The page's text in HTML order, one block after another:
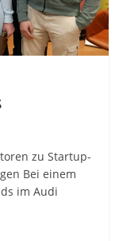
zu Startup-
Bei einem
im Audi